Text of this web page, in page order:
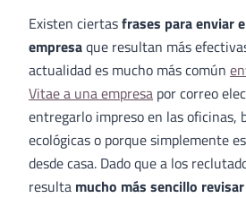
Existen ciertasfrases para enviar
empresaque resultan más
actualidad es mucho más común
Vitae a una empresa por correo
entregarlo impreso en las oficinas,
ecológicas o porque simplemente
desde casa. Dado que a los
resulta mucho más sencillo